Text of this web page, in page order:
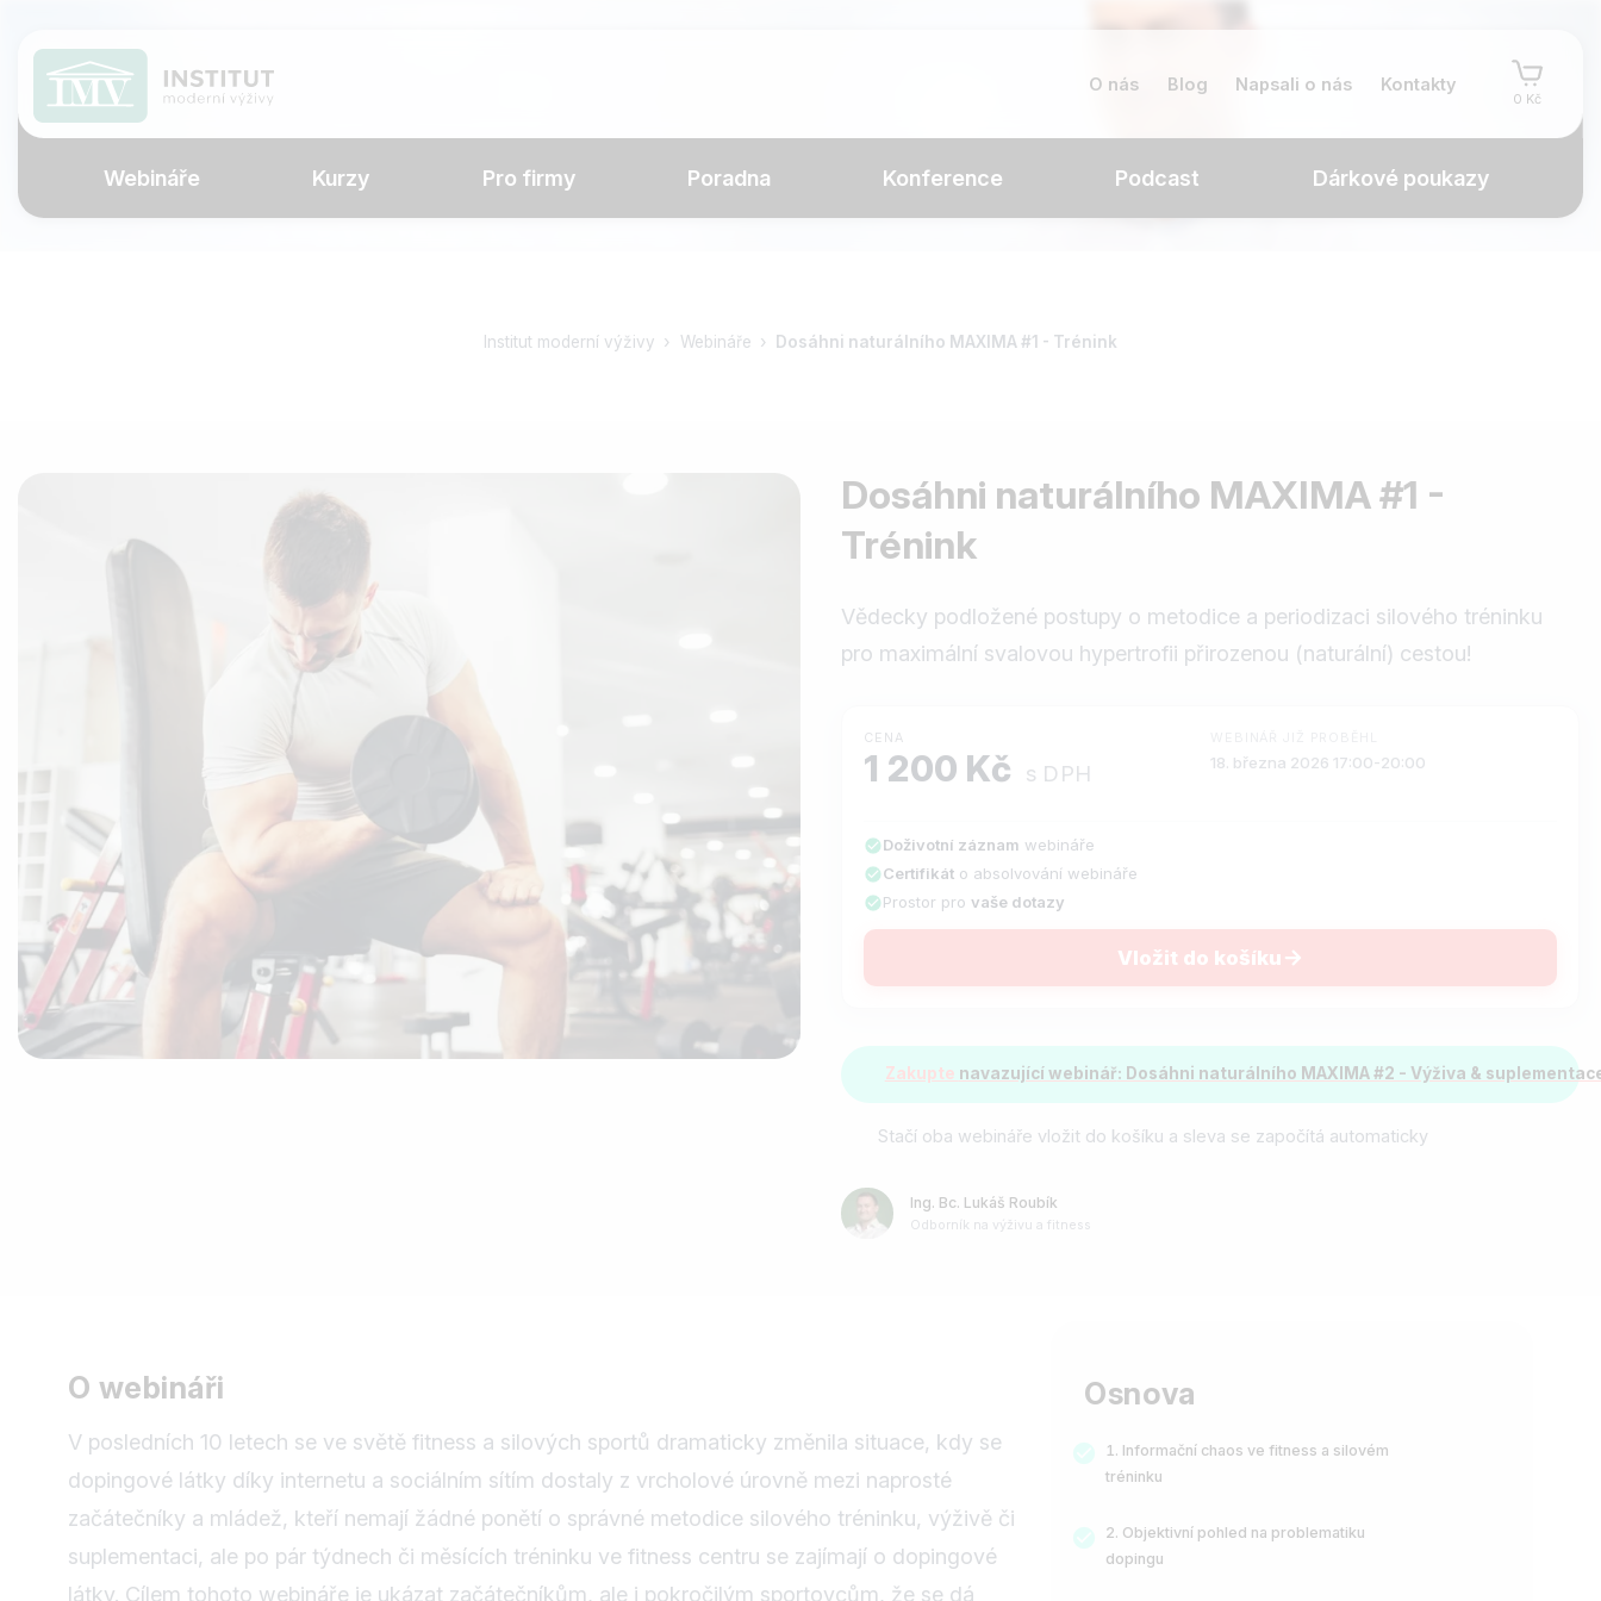
O nás Blog Napsali o nás Kontakty
0 Kč
Webináře Kurzy Pro firmy Poradna Konference Podcast Dárkové poukazy
Institut moderní výživy Webináře Dosáhni naturálního MAXIMA #1 - Trénink
Dosáhni naturálního MAXIMA #1 -
Trénink
Vědecky podložené postupy o metodice a periodizaci silového tréninku
pro maximální svalovou hypertrofii přirozenou (naturální) cestou!
CENA
1 200 Kč s DPH 18. března 2026 17:00-20:00
Doživotní záznam webináře
Certifikát o absolvování webináře
Prostor provaše dotazy
Vložit do košíku
Zakupte navazující webinář: Dosáhni naturálního MAXIMA #2 - Výživa &
Stačí oba webináře vložit do košíku a sleva se započítá automaticky
Ing. Bc. Lukáš Roubík
Odborník na výživu a fitness
O webináři
V posledních 10 letech se ve světě fitness a silových sportů dramaticky změnila situace, kdy se
dopingové látky díky internetu a sociálním sítím dostaly z vrcholové úrovně mezi naprosté
začátečníky a mládež, kteří nemají žádné ponětí o správné metodice silového tréninku, výživě či
suplementaci, ale po pár týdnech či měsících tréninku ve fitness centru se zajímají o dopingové
látky. Cílem tohoto webináře je ukázat začátečníkům, ale i pokročilým sportovcům, že se dá
Osnova
Informační chaos ve fitness a silovém
tréninku
Objektivní pohled na problematiku
dopingu